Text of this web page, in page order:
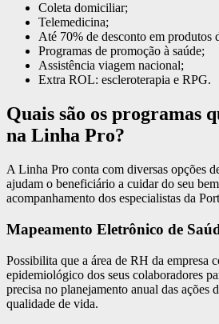
Coleta domiciliar;
Telemedicina;
Até 70% de desconto em produtos
Programas de promoção à saúde;
Assistência viagem nacional;
Extra ROL: escleroterapia e RPG.
Quais são os programas
na Linha Pro?
A Linha Pro conta com diversas opções
ajudam o beneficiário a cuidar do seu
acompanhamento dos especialistas da
Mapeamento Eletrônico de
Possibilita que a área de RH da empresa
epidemiológico dos seus colaboradores
precisa no planejamento anual das ações
qualidade de vida.